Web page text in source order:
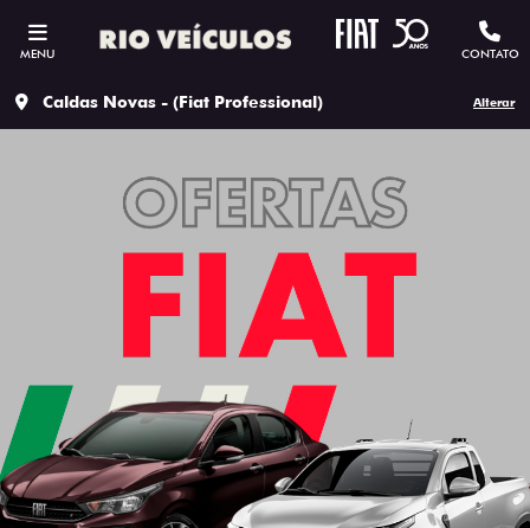
MENU CONTATO
Caldas Novas - (Fiat Professional) Alterar